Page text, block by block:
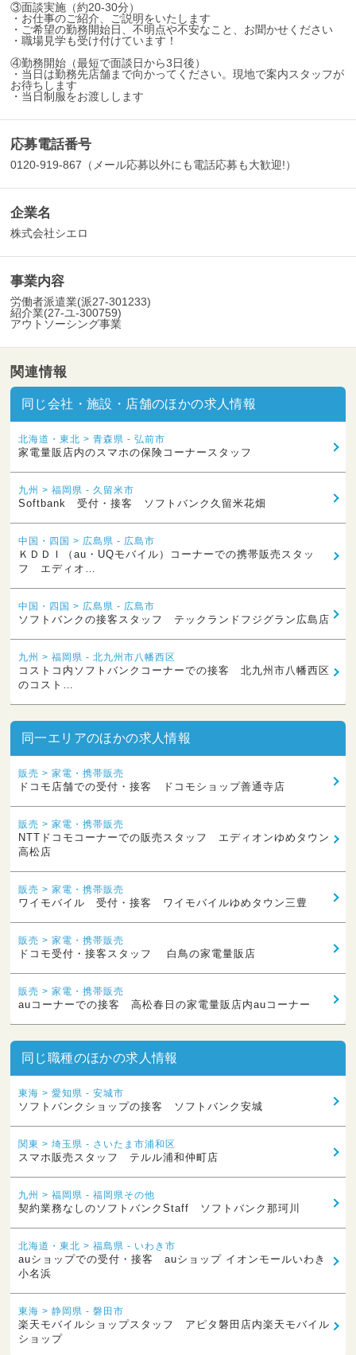
③面談実施（約20-30分）
・お仕事のご紹介、ご説明をいたします
・ご希望の勤務開始日、不明点や不安なこと、お聞かせください
・職場見学も受け付けています！
④勤務開始（最短で面談日から3日後）
・当日は勤務先店舗まで向かってください。現地で案内スタッフが
お待ちします
・当日制服をお渡しします
応募電話番号
0120-919-867（メール応募以外にも電話応募も大歓迎!）
企業名
株式会社シエロ
事業内容
労働者派遣業(派27-301233)
紹介業(27-ユ-300759)
アウトソーシング事業
関連情報
同じ会社・施設・店舗のほかの求人情報
北海道・東北 > 青森県 - 弘前市
家電量販店内のスマホの保険コーナースタッフ
九州 > 福岡県 - 久留米市
Softbank 受付・接客 ソフトバンク久留米花畑
中国・四国 > 広島県 - 広島市
ＫＤＤＩ（au・UQモバイル）コーナーでの携帯販売スタッ
フ エディオ…
中国・四国 > 広島県 - 広島市
ソフトバンクの接客スタッフ テックランドフジグラン広島店
九州 > 福岡県 - 北九州市八幡西区
コストコ内ソフトバンクコーナーでの接客 北九州市八幡西区
のコスト…
同一エリアのほかの求人情報
販売 > 家電・携帯販売
ドコモ店舗での受付・接客 ドコモショップ善通寺店
販売 > 家電・携帯販売
NTTドコモコーナーでの販売スタッフ エディオンゆめタウン
高松店
販売 > 家電・携帯販売
ワイモバイル 受付・接客 ワイモバイルゆめタウン三豊
販売 > 家電・携帯販売
ドコモ受付・接客スタッフ 白鳥の家電量販店
販売 > 家電・携帯販売
auコーナーでの接客 高松春日の家電量販店内auコーナー
同じ職種のほかの求人情報
東海 > 愛知県 - 安城市
ソフトバンクショップの接客 ソフトバンク安城
関東 > 埼玉県 - さいたま市浦和区
スマホ販売スタッフ テルル浦和仲町店
九州 > 福岡県 - 福岡県その他
契約業務なしのソフトバンクStaff ソフトバンク那珂川
北海道・東北 > 福島県 - いわき市
auショップでの受付・接客 auショップ イオンモールいわき
小名浜
東海 > 静岡県 - 磐田市
楽天モバイルショップスタッフ アピタ磐田店内楽天モバイル
ショップ